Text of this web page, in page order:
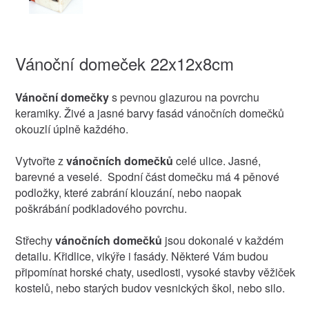
Vánoční domeček 22x12x8cm
Vánoční domečkys pevnou glazurou na povrchu
keramiky. Živé a jasné barvy fasád vánočních domečků
okouzlí úplně každého.
Vytvořte zvánočních domečků celé ulice. Jasné,
barevné a veselé. Spodní část domečku má 4 pěnové
podložky, které zabrání klouzání, nebo naopak
poškrábání podkladového povrchu.
Střechyvánočních domečků jsou dokonalé v každém
detailu. Křidlice, vikýře i fasády. Některé Vám budou
připomínat horské chaty, usedlosti, vysoké stavby věžiček
kostelů, nebo starých budov vesnických škol, nebo silo.